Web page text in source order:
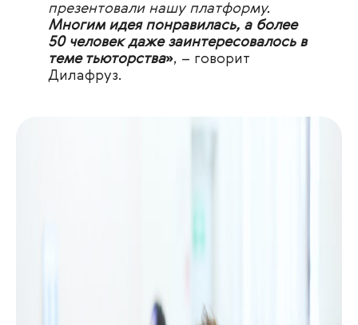
презентовали нашу платформу.
Многим идея понравилась, а более
50 человек даже заинтересовалось в
теме тьюторства», – говорит
Дилафруз.